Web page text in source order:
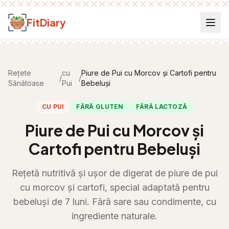
Salt la conținut
FitDiary
Rețete
Sănătoase
/
cu
Pui
/
Piure de Pui cu Morcov și Cartofi pentru
Bebeluși
CU PUI FĂRĂ GLUTEN FĂRĂ LACTOZĂ
Piure de Pui cu Morcov și
Cartofi pentru Bebeluși
Rețetă nutritivă și ușor de digerat de piure de pui
cu morcov și cartofi, special adaptată pentru
bebeluși de 7 luni. Fără sare sau condimente, cu
ingrediente naturale.